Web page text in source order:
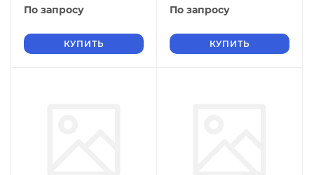
По запросу
КУПИТЬ
По запросу
КУПИТЬ